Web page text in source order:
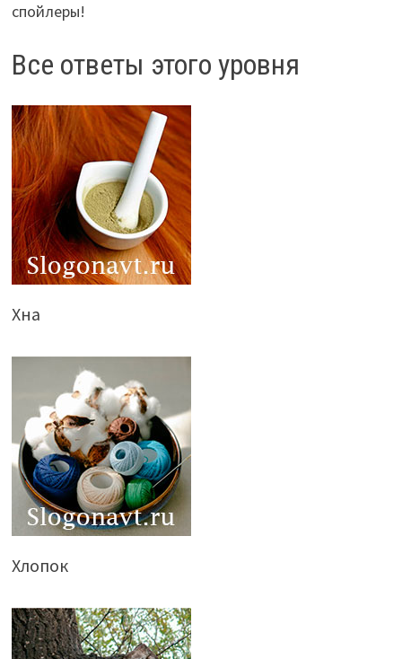
спойлеры!
Все ответы этого уровня
Хна
Хлопок